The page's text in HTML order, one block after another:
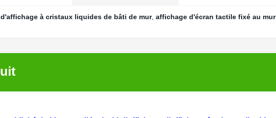
à cristaux liquides de bâti de mur, affichage d'écran tactile fixé au mur